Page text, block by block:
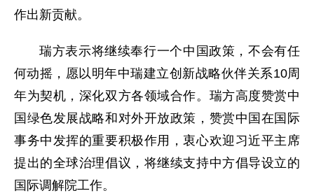
作出新贡献。
瑞方表示将继续奉行一个中国政策，不会有任
何动摇，愿以明年中瑞建立创新战略伙伴关系10周
年为契机，深化双方各领域合作。瑞方高度赞赏中
国绿色发展战略和对外开放政策，赞赏中国在国际
事务中发挥的重要积极作用，衷心欢迎习近平主席
提出的全球治理倡议，将继续支持中方倡导设立的
国际调解院工作。